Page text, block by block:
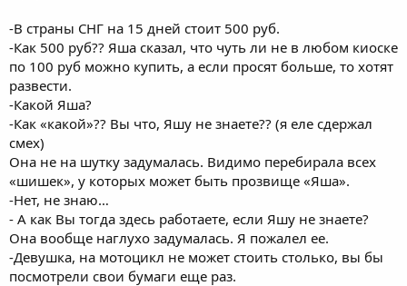
-В страны СНГ на 15 дней стоит 500 руб.
-Как 500 руб?? Яша сказал, что чуть ли не в любом киоске
по 100 руб можно купить, а если просят больше, то хотят
развести.
-Какой Яша?
-Как «какой»?? Вы что, Яшу не знаете?? (я еле сдержал
смех)
Она не на шутку задумалась. Видимо перебирала всех
«шишек», у которых может быть прозвище «Яша».
-Нет, не знаю…
- А как Вы тогда здесь работаете, если Яшу не знаете?
Она вообще наглухо задумалась. Я пожалел ее.
-Девушка, на мотоцикл не может стоить столько, вы бы
посмотрели свои бумаги еще раз.